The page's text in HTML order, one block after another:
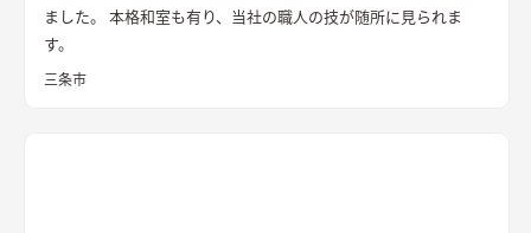
ました。 本格和室も有り、当社の職人の技が随所に見られま
す。
三条市